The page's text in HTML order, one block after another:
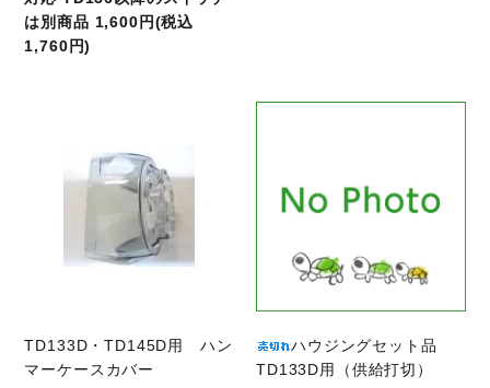
は別商品 1,600円(税込
1,760円)
TD133D・TD145D用 ハン
マーケースカバー
ハウジングセット品
TD133D用（供給打切）